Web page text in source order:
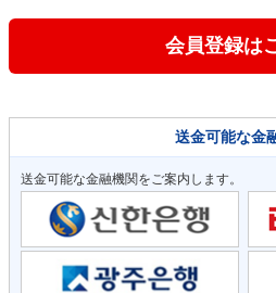
会員登録は
送金可能な金
送金可能な金融機関をご案内します。